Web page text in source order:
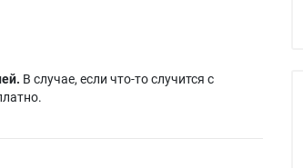
В случае, если что-то случится с